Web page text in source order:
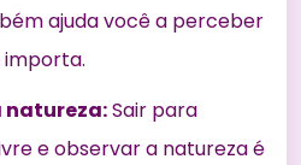
ajuda você a perceber
natureza:Sair para
e observar a natureza é